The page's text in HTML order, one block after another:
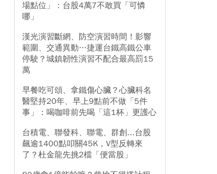
場點位」：台股4萬7不敢買「可憐
哪」
漢光演習斷網、防空演習時間！影響
範圍、交通異動…捷運台鐵高鐵公車
停駛？城鎮韌性演習不配合最高罰15
萬
早餐吃可頌、拿鐵傷心臟？心臟科名
醫堅持20年、早上9點前不做「5件
事」：喝咖啡前先喝「這1杯」更護心
台積電、聯發科、聯電、群創...台股
飆逾1400點叩關45K，V型反轉來
了？杜金龍先挑2檔「便當股」